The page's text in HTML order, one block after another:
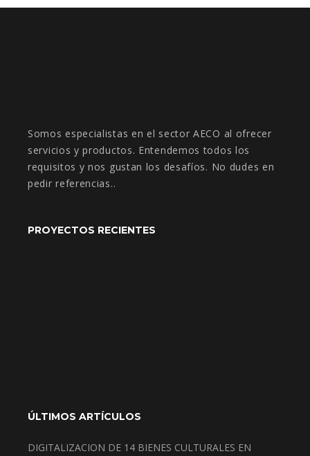
Somos especialistas en el sector AECO al ofrecer
servicios y productos. Entendemos todos los
requisitos y nos gustan los desafíos. No dudes en
pedir referencias..
PROYECTOS RECIENTES
ÚLTIMOS ARTÍCULOS
DIGITALIZACION DE 14 BIENES CULTURALES EN